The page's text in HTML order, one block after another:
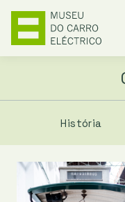
História